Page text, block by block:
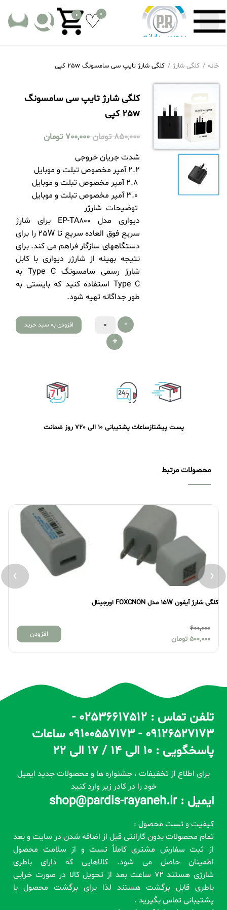
0
0
خانه کلگی شارژ کلگی شارژ تایپ سی سامسونگ 25w کپی
کلگی شارژ تایپ سی سامسونگ
25w کپی
850,000 تومان 700,000 تومان
شدت جریان خروجی
2.2 آمپر مخصوص تبلت و موبایل
2.8 آمپر مخصوص تبلت و موبایل
توضیحات شارژر
دیواری مدل EP-TA800 برای شارژ
سریع فوق العاده سریع تا 25W را برای
دستگاههای سازگار فراهم می کند. برای
نتیجه بهینه از شارژر دیواری با کابل
شارژ رسمی سامسونگ Type C به
Type C استفاده کنید که بایستی به
طور جداگانه تهیه شود.
-
+
افزودن به سبد خرید
پست پیشتازساعات پشتیبانی 10 الی 20 7 روز ضمانت
محصولات مرتبط
کلگی شارژ آیفون 15W مدل FOXCNON اورجینال
600,000
500,000 تومان
افزودن
‹
›
تلفن تماس : 02536617512 -
09126527173 - 09100557173 ساعات
پاسخگویی : 10 الی 14 / 17 الی 22
برای اطلاع از تخفیفات ، جشنواره ها و محصولات جدید ایمیل
خود را در کادر زیر وارد کنید
ایمیل : shop@pardis-rayaneh.ir
کیفیت و تست محصول :
تمام محصولات بدون گارانتی قبل از اضافه شدن در سایت و بعد
از ثبت سفارش مشتری کاملاً تست و از سلامت محصول
اطمینان حاصل می شود. کالاهایی که دارای باطری
شارژی هستند 72 ساعت بعد از تحویل کالا در صورت خرابی
باطری قابل برگشت هستند لذا برای برگشت محصول با
پشتیبانی تماس بگیرید .